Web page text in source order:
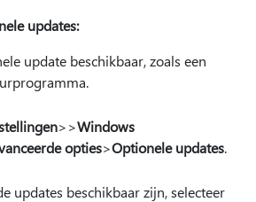
updates:
update beschikbaar, zoals een
>>Windows
opties>Optionele updates.
updates beschikbaar zijn, selecteer